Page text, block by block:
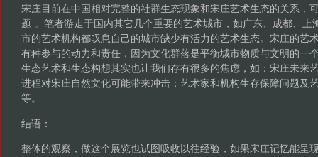
宋庄目前在中国相对完整的社群生态现象和宋庄艺术生态的关系，
题 。笔者游走于国内其它几个重要的艺术城市，如广东、成都、上
市的艺术机构都叹息自己的城市缺少有活力的艺术生态。宋庄的艺
有种参与的动力和责任，因为文化群落是平衡城市物质与文明的一
生态艺术和生态构想其实也让我们存有很多的焦虑，如：宋庄未来
进程对宋庄自然文化可能带来冲击；艺术家和机构生存保障问题及
等。
结语：
整体的观察，做这个展览也试图吸收以往经验，如果宋庄记忆能呈